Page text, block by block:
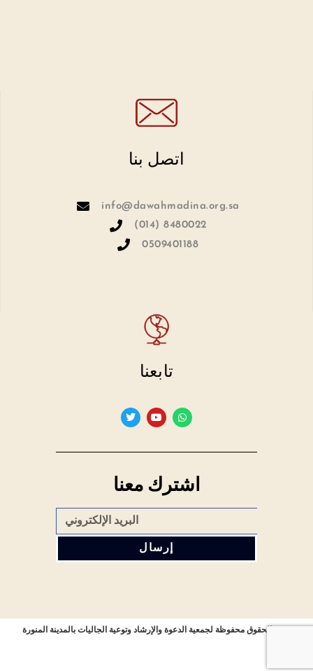
اتصل بنا
info@dawahmadina.org.sa
(014) 8480022
0509401188
تابعنا
اشترك معنا
إرسال
جميع الحقوق محفوظة لجمعية الدعوة والإرشاد وتوعية الجاليات بالمدينة المنورة